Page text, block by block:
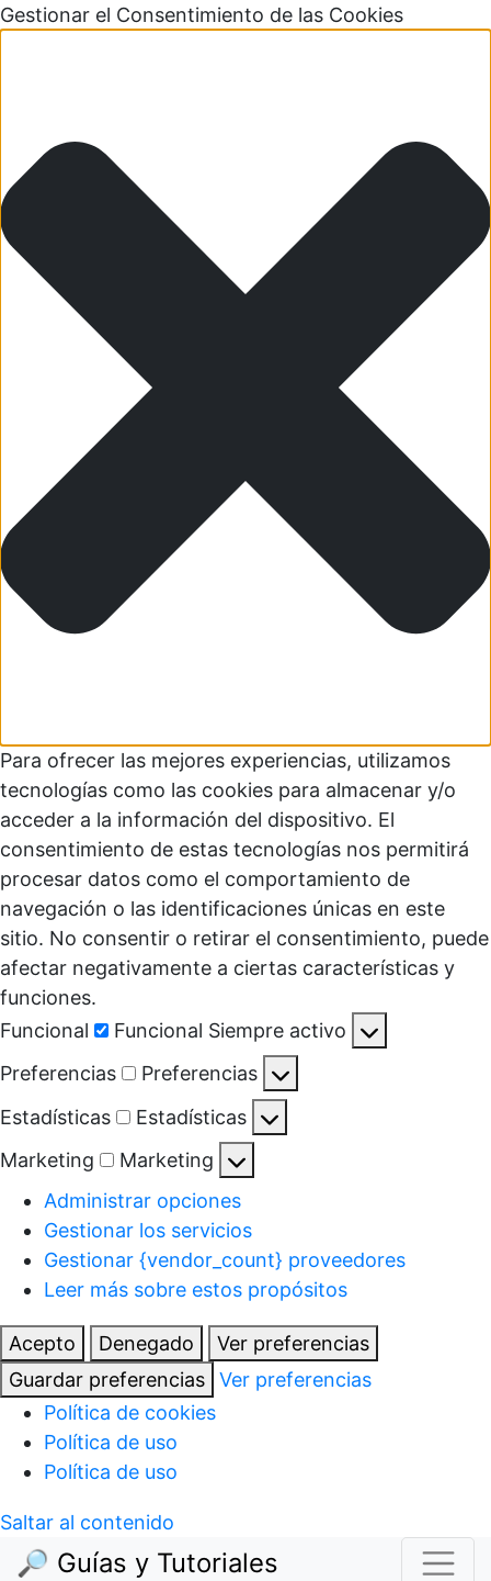
Gestionar el Consentimiento de las Cookies
Para ofrecer las mejores experiencias, utilizamos
tecnologías como las cookies para almacenar y/o
acceder a la información del dispositivo. El
consentimiento de estas tecnologías nos permitirá
procesar datos como el comportamiento de
navegación o las identificaciones únicas en este
sitio. No consentir o retirar el consentimiento, puede
afectar negativamente a ciertas características y
funciones.
Funcional
Funcional Siempre activo
Preferencias
Preferencias
Estadísticas
Estadísticas
Marketing
Marketing
Administrar opciones
Gestionar los servicios
Gestionar {vendor_count} proveedores
Leer más sobre estos propósitos
Acepto Denegado
Ver preferencias
Guardar preferencias
Ver preferencias
Política de cookies
Política de uso
Política de uso
Saltar al contenido
🔎 Guías y Tutoriales